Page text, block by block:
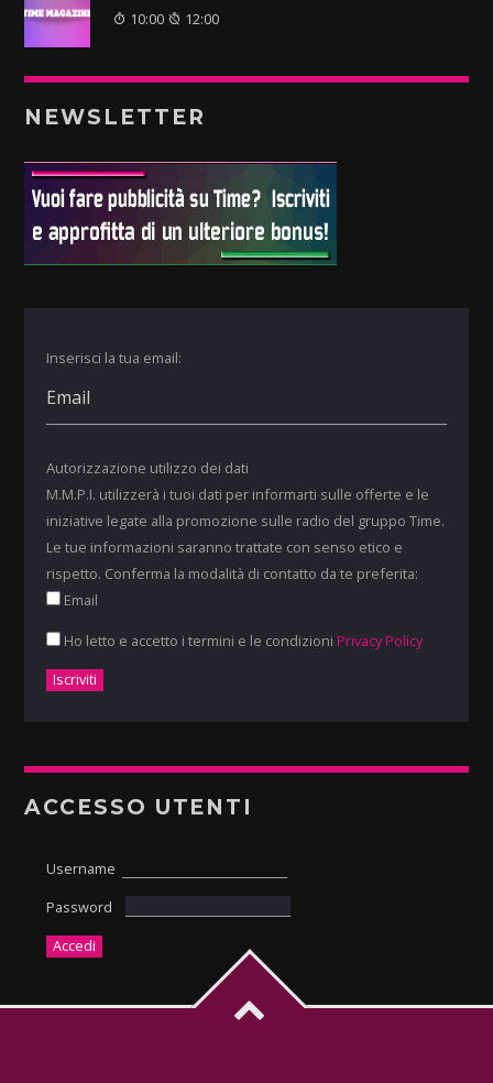
10:00 12:00
NEWSLETTER
Inserisci la tua email:
Autorizzazione utilizzo dei dati
M.M.P.I. utilizzerà i tuoi dati per informarti sulle offerte e le
iniziative legate alla promozione sulle radio del gruppo Time.
Le tue informazioni saranno trattate con senso etico e
rispetto. Conferma la modalità di contatto da te preferita:
Email
Ho letto e accetto i termini e le condizioni Privacy Policy
ACCESSO UTENTI
Username
Password